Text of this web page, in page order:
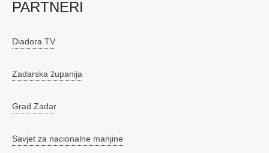
PARTNERI
Diadora TV
Zadarska županija
Grad Zadar
Savjet za nacionalne manjine